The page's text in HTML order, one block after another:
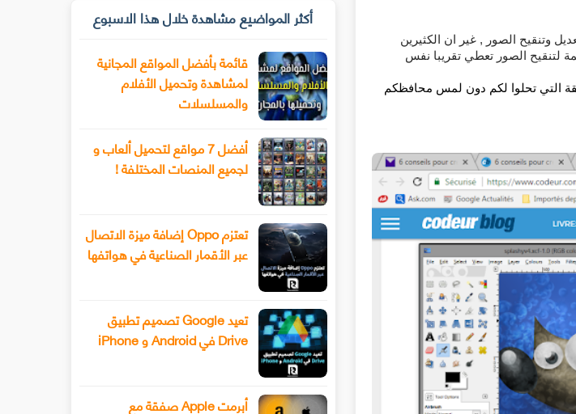
أكثر المواضيع مشاهدة خلال هذا الاسبوع
قائمة بأفضل المواقع المجانية
لمشاهدة وتحميل الأفلام
والمسلسلات
أفضل 7 مواقع لتحميل ألعاب و
لجميع المنصات المختلفة !
تعتزم Oppo إضافة ميزة الاتصال
عبر الأقمار الصناعية في هواتفها
تعيد Google تصميم تطبيق
Drive في Android و iPhone
أبرمت Apple صفقة مع